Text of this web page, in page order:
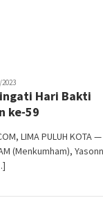
Hari Bakti
ke-59
LIMA PULUH KOTA —
(Menkumham),